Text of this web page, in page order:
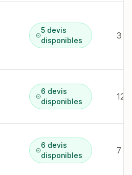
5 devis
disponibles
3 r
6 devis
disponibles
6 devis
disponibles
7 r